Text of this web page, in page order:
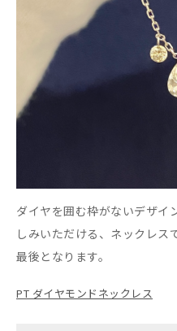
ダイヤを囲む枠がないデザイ
しみいただける、ネックレス
最後となります。
PT ダイヤモンドネックレス